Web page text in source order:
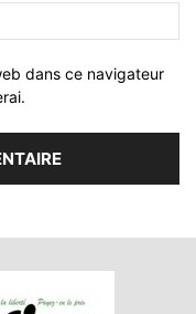
dans ce navigateur